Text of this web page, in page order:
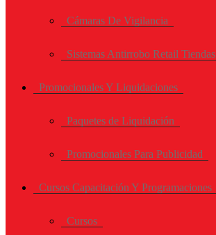
Cámaras De Vigilancia
Sistemas Antirrobo Retail Tiendas
Promocionales Y Liquidaciones
Paquetes de Liquidación
Promocionales Para Publicidad
Cursos Capacitación Y Programaciones
Cursos